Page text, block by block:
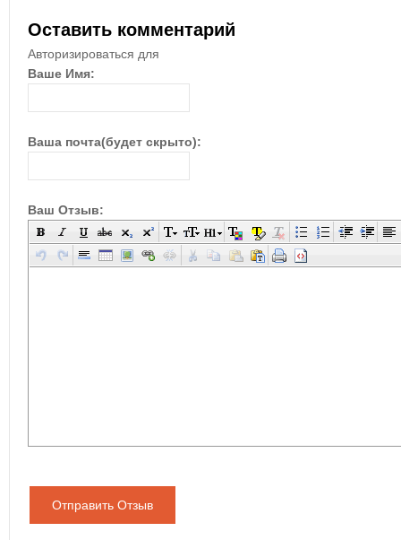
Оставить комментарий
Авторизироваться для
Ваше Имя:
Ваша почта(будет скрыто):
Ваш Отзыв:
Отправить Отзыв